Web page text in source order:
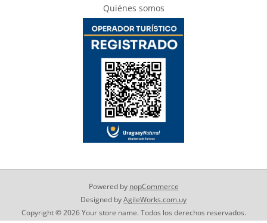
Quiénes somos
Powered by nopCommerce
Designed byAgileWorks.com.uy
Copyright © 2026 Your store name. Todos los derechos reservados.